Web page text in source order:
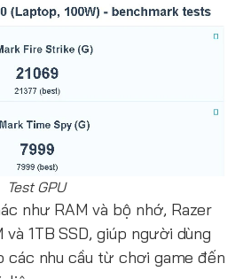
Test GPU
như RAM và bộ nhớ, Razer
1TB SSD, giúp người dùng
các nhu cầu từ chơi game đến